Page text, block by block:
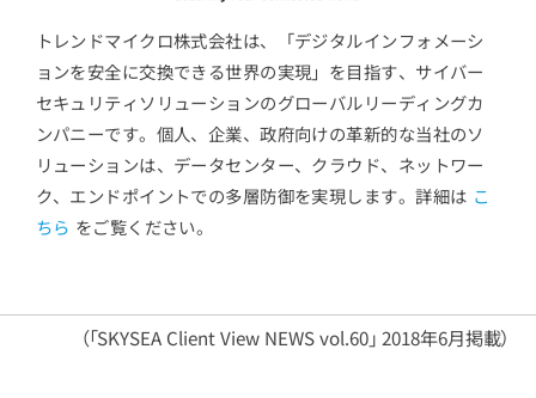
トレンドマイクロ株式会社は、「デジタルインフォメーシ
ョンを安全に交換できる世界の実現」を目指す、サイバー
セキュリティソリューションのグローバルリーディングカ
ンパニーです。個人、企業、政府向けの革新的な当社のソ
リューションは、データセンター、クラウド、ネットワー
ク、エンドポイントでの多層防御を実現します。詳細は こ
ちら をご覧ください。
（「SKYSEA Client View NEWS vol.60」 2018年6月掲載）